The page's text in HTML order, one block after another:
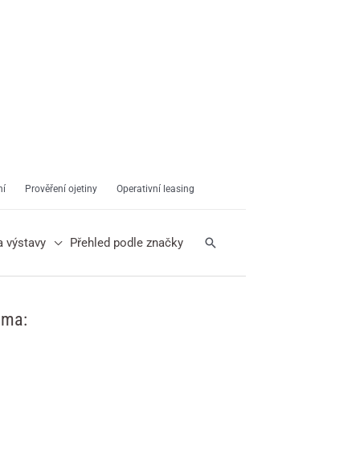
Prověření ojetiny Operativní leasing
výstavy Přehled podle značky Hledat